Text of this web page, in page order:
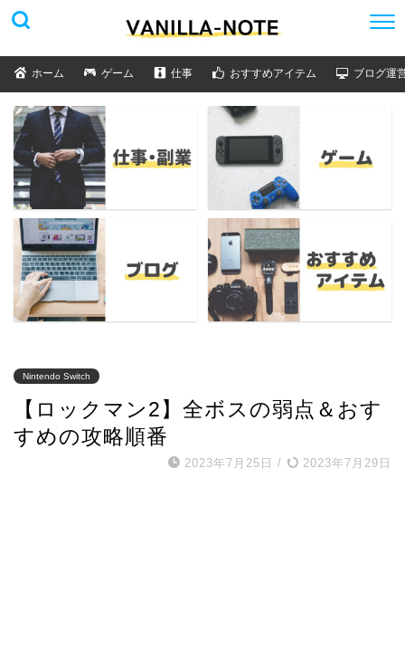
ホーム ゲーム 仕事 おすすめアイテム ブログ運
Nintendo Switch
【ロックマン2】全ボスの弱点＆おす
すめの攻略順番
2023年7月25日 / 2023年7月29日